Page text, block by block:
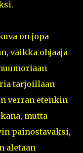
on jopa
vaikka ohjaaja
tarjoillaan
verran etenkin
mutta
painostavaksi,
aletaan